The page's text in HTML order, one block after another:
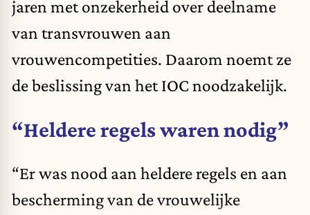
jaren met onzekerheid over deelname
van transvrouwen aan
vrouwencompetities. Daarom noemt ze
de beslissing van het IOC noodzakelijk.
“Heldere regels waren nodig”
“Er was nood aan heldere regels en aan
bescherming van de vrouwelijke